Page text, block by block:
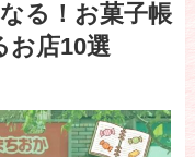
る！お菓子帳
お店10選